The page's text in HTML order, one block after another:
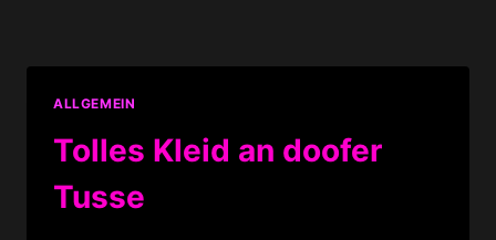
ALLGEMEIN
Tolles Kleid an doofer
Tusse